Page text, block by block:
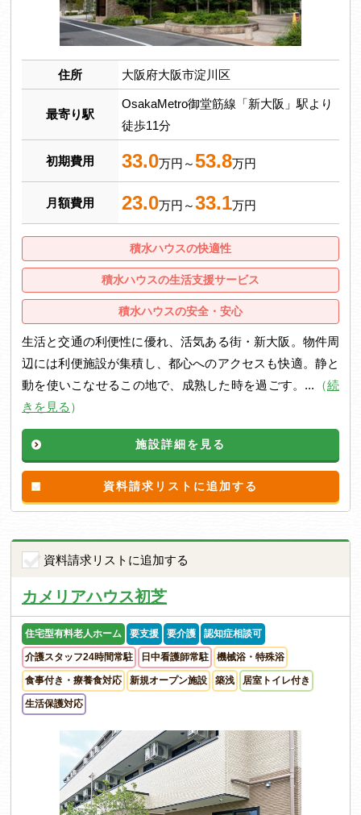
住所 大阪府大阪市淀川区
最寄り駅
OsakaMetro御堂筋線「新大阪」駅より
徒歩11分
初期費用 33.0万円～53.8万円
月額費用 23.0万円～33.1万円
積水ハウスの快適性
積水ハウスの生活支援サービス
積水ハウスの安全・安心
生活と交通の利便性に優れ、活気ある街・新大阪。物件周
辺には利便施設が集積し、都心へのアクセスも快適。静と
動を使いこなせるこの地で、成熟した時を過ごす。... （続
きを見る ）
施設詳細を見る
資料請求リストに追加する
資料請求リストに追加する
カメリアハウス初芝
住宅型有料老人ホーム 要支援 要介護 認知症相談可
介護スタッフ24時間常駐 日中看護師常駐 機械浴・特殊浴
食事付き・療養食対応 新規オープン施設 築浅 居室トイレ付き
生活保護対応